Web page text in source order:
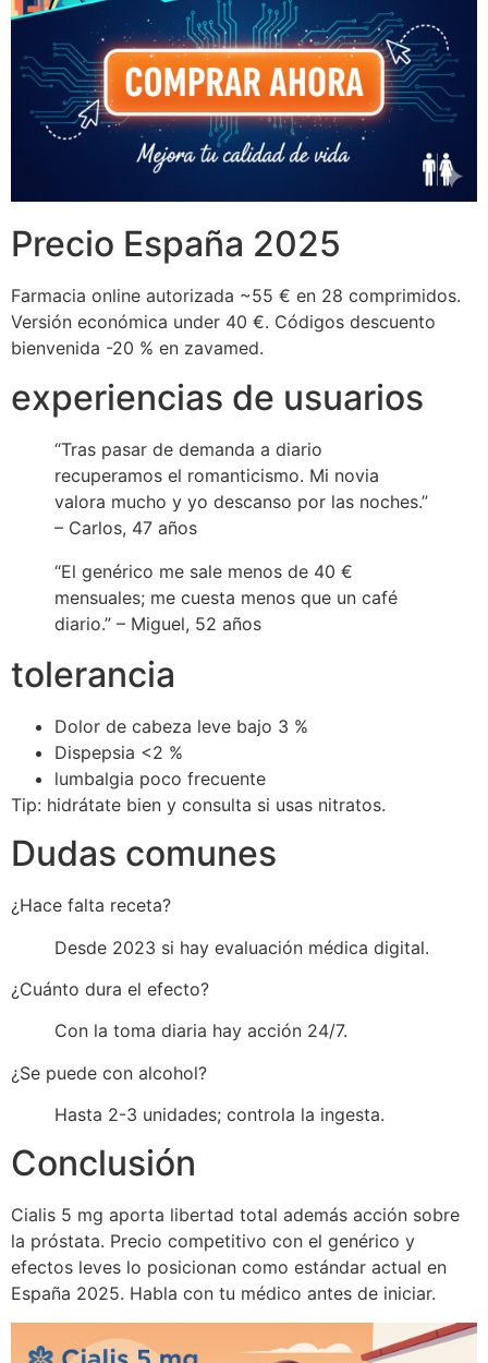
Precio España 2025
Farmacia online autorizada ~55 € en 28 comprimidos.
Versión económica under 40 €. Códigos descuento
bienvenida -20 % en zavamed.
experiencias de usuarios
“Tras pasar de demanda a diario
recuperamos el romanticismo. Mi novia
valora mucho y yo descanso por las noches.”
– Carlos, 47 años
“El genérico me sale menos de 40 €
mensuales; me cuesta menos que un café
diario.” – Miguel, 52 años
tolerancia
Dolor de cabeza leve bajo 3 %
Dispepsia <2 %
lumbalgia poco frecuente
Tip: hidrátate bien y consulta si usas nitratos.
Dudas comunes
¿Hace falta receta?
Desde 2023 si hay evaluación médica digital.
¿Cuánto dura el efecto?
Con la toma diaria hay acción 24/7.
¿Se puede con alcohol?
Hasta 2-3 unidades; controla la ingesta.
Conclusión
Cialis 5 mg aporta libertad total además acción sobre
la próstata. Precio competitivo con el genérico y
efectos leves lo posicionan como estándar actual en
España 2025. Habla con tu médico antes de iniciar.